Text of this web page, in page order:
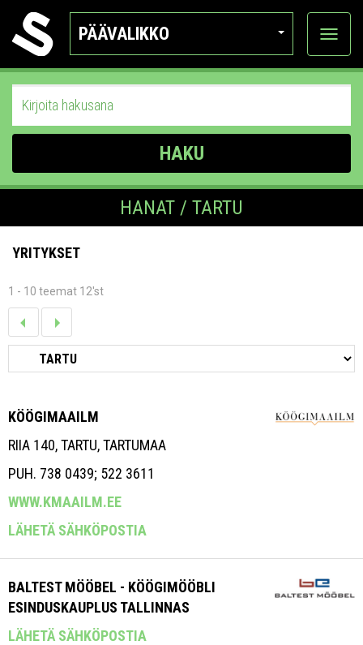
PÄÄVALIKKO
Näytä
HAKU
HANAT / TARTU
YRITYKSET
1 - 10 teemat 12'st
KÖÖGIMAAILM
RIIA 140, TARTU, TARTUMAA
PUH. 738 0439; 522 3611
WWW.KMAAILM.EE
LÄHETÄ SÄHKÖPOSTIA
BALTEST MÖÖBEL - KÖÖGIMÖÖBLI
ESINDUSKAUPLUS TALLINNAS
LÄHETÄ SÄHKÖPOSTIA